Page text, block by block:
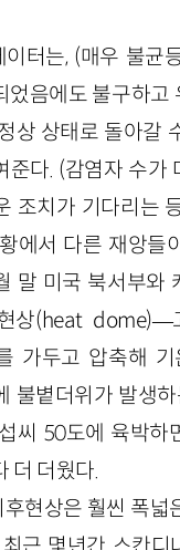
이터는, (매우 불균
었음에도 불구하고
상 상태로 돌아갈
준다. (감염자 수가
조치가 기다리는
에서 다른 재앙들
말 미국 북서부와
상(heat dome)—
가두고 압축해 기
불볕더위가 발생
씨 50도에 육박하
더 더웠다.
현상은 훨씬 폭넓